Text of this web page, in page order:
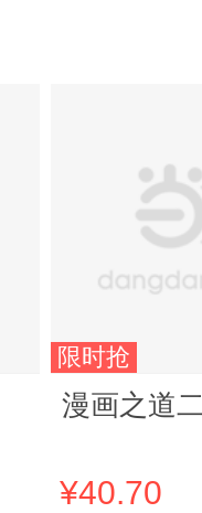
限时抢
漫画之道
¥40.70